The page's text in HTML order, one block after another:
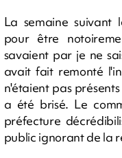
La semaine suivant
pour être
savaient par je ne
avait fait remonté
n'étaient pas
a été brisé. Le
préfecture
public ignorant de la